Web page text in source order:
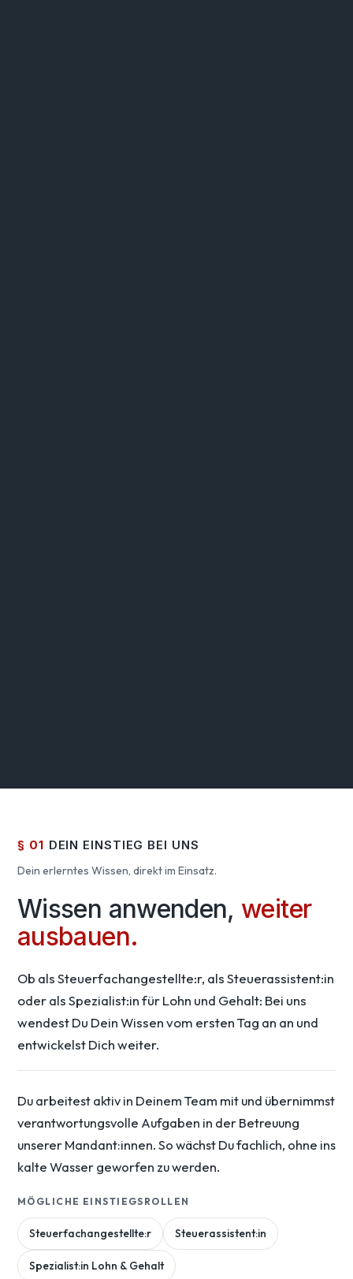
§ 01 DEIN EINSTIEG BEI UNS
Dein erlerntes Wissen, direkt im Einsatz.
Wissen anwenden, weiter
ausbauen.
Ob als Steuerfachangestellte:r, als Steuerassistent:in
oder als Spezialist:in für Lohn und Gehalt: Bei uns
wendest Du Dein Wissen vom ersten Tag an an und
entwickelst Dich weiter.
Du arbeitest aktiv in Deinem Team mit und übernimmst
verantwortungsvolle Aufgaben in der Betreuung
unserer Mandant:innen. So wächst Du fachlich, ohne ins
kalte Wasser geworfen zu werden.
MÖGLICHE EINSTIEGSROLLEN
Steuerfachangestellte:r Steuerassistent:in
Spezialist:in Lohn & Gehalt